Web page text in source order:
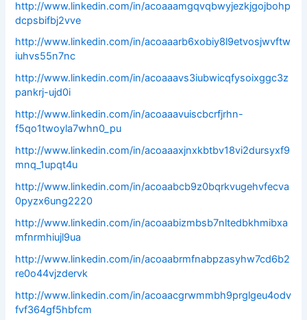
http://www.linkedin.com/in/acoaaamgqvqbwyjezkjgojbohp
dcpsbifbj2vve
http://www.linkedin.com/in/acoaaarb6xobiy8l9etvosjwvftw
iuhvs55n7nc
http://www.linkedin.com/in/acoaaavs3iubwicqfysoixggc3z
pankrj-ujd0i
http://www.linkedin.com/in/acoaaavuiscbcrfjrhn-
f5qo1twoyla7whn0_pu
http://www.linkedin.com/in/acoaaaxjnxkbtbv18vi2dursyxf9
mnq_1upqt4u
http://www.linkedin.com/in/acoaabcb9z0bqrkvugehvfecva
0pyzx6ung2220
http://www.linkedin.com/in/acoaabizmbsb7nltedbkhmibxa
mfnrmhiujl9ua
http://www.linkedin.com/in/acoaabrmfnabpzasyhw7cd6b2
re0o44vjzdervk
http://www.linkedin.com/in/acoaacgrwmmbh9prglgeu4odv
fvf364gf5hbfcm